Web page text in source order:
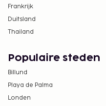
Frankrijk
Duitsland
Thailand
Populaire steden
Billund
Playa de Palma
Londen